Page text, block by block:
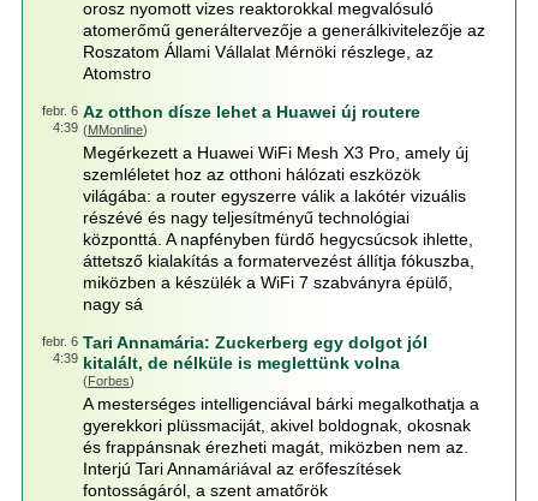
orosz nyomott vizes reaktorokkal megvalósuló
atomerőmű generáltervezője a generálkivitelezője az
Roszatom Állami Vállalat Mérnöki részlege, az
Atomstro
febr. 6
4:39
Az otthon dísze lehet a Huawei új routere
(MMonline)
Megérkezett a Huawei WiFi Mesh X3 Pro, amely új
szemléletet hoz az otthoni hálózati eszközök
világába: a router egyszerre válik a lakótér vizuális
részévé és nagy teljesítményű technológiai
központtá. A napfényben fürdő hegycsúcsok ihlette,
áttetsző kialakítás a formatervezést állítja fókuszba,
miközben a készülék a WiFi 7 szabványra épülő,
nagy sá
febr. 6
4:39
Tari Annamária: Zuckerberg egy dolgot jól
kitalált, de nélküle is meglettünk volna
(Forbes)
A mesterséges intelligenciával bárki megalkothatja a
gyerekkori plüssmaciját, akivel boldognak, okosnak
és frappánsnak érezheti magát, miközben nem az.
Interjú Tari Annamáriával az erőfeszítések
fontosságáról, a szent amatőrök